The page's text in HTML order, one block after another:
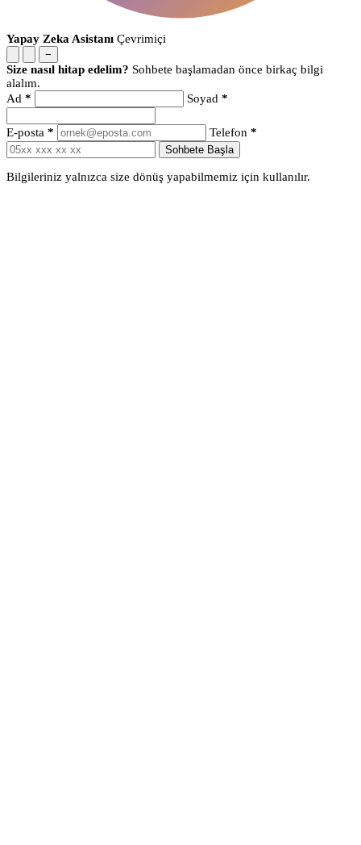
Yapay Zeka Asistanı Çevrimiçi
−
Size nasıl hitap edelim? Sohbete başlamadan önce birkaç bilgi
alalım.
Ad * Soyad *
E-posta * Telefon *
Sohbete Başla
Bilgileriniz yalnızca size dönüş yapabilmemiz için kullanılır.